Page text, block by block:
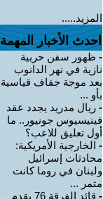
المزيد.....
احدث الأخبار المهمة
- ظهور سفن حربية
نازية في نهر الدانوب
بعد موجة جفاف قياسية
بأو ...
- ريال مدريد يجدد عقد
فينيسيوس جونيور.. ما
أول تعليق للاعب؟
- الخارجية الأمريكية:
محادثات إسرائيل
ولبنان في روما كانت
مثمر ...
-
قائد الفرقة 76 يقدم